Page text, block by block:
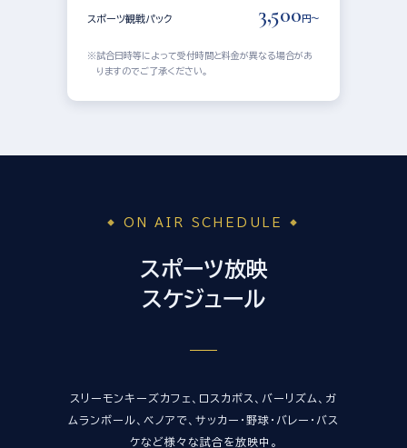
スポーツ観戦パック 3,500 円〜
試合日時等によって受付時間と料金が異なる場合があ
りますのでご了承ください。
ON AIR SCHEDULE
スポーツ放映
スケジュール
スリーモンキーズカフェ、ロスカボス、バーリズム、ガ
ムランボール、ベノアで、サッカー・野球・バレー・バス
ケなど様々な試合を放映中。